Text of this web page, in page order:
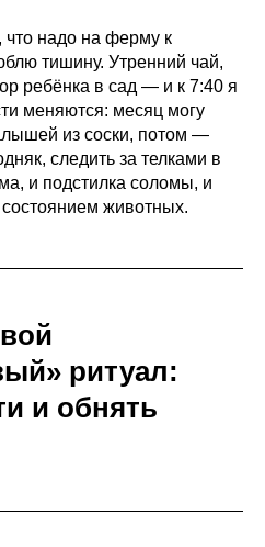
надо на ферму к
тишину. Утренний чай,
ребёнка в сад — и к 7:40 я
меняются: месяц могу
из соски, потом —
следить за телками в
и подстилка соломы, и
животных.
ритуал:
и обнять